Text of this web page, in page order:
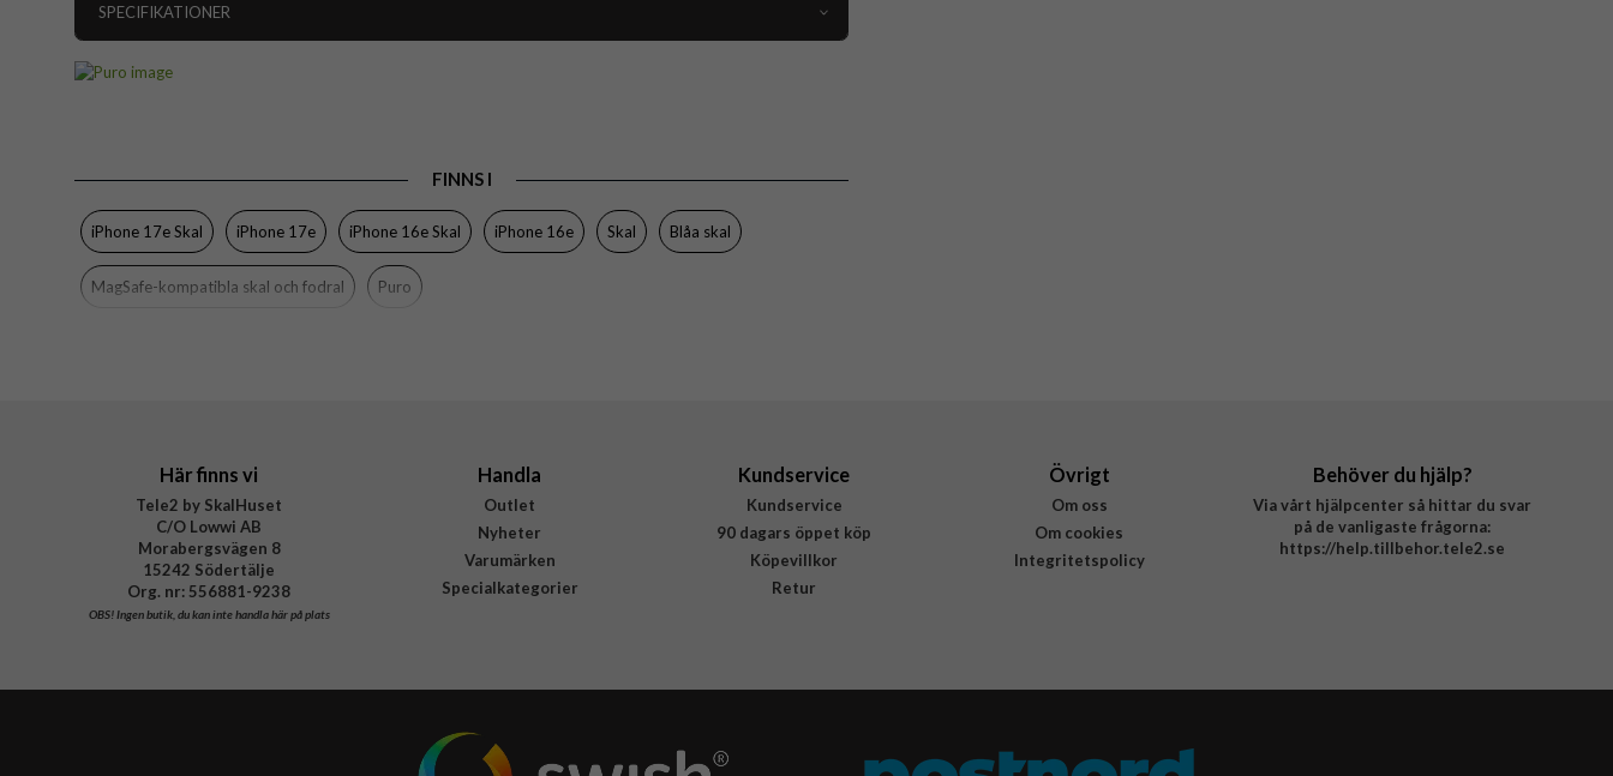
SPECIFIKATIONER
Färg
Blå, Genomskinlig
Material
Hårdplast (PC), Mjukplast (TPU)
Varumärke
FINNS I
iPhone 17e Skal iPhone 17e iPhone 16e Skal iPhone 16e Skal Blåa skal
MagSafe-kompatibla skal och fodral Puro
Här finns vi
Tele2 by SkalHuset
C/O Lowwi AB
Morabergsvägen 8
15242 Södertälje
Org. nr: 556881-9238
OBS!Ingen butik, du kan inte handla här på plats
Handla
Outlet
Nyheter
Varumärken
Specialkategorier
Kundservice
Kundservice
90 dagars öppet köp
Köpevillkor
Retur
Övrigt
Om oss
Om cookies
Integritetspolicy
Behöver du hjälp?
Via vårt hjälpcenter så hittar du svar
på de vanligaste frågorna:
https://help.tillbehor.tele2.se